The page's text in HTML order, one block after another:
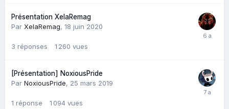
Présentation XelaRemag
Par XelaRemag, 18 juin 2020
3 réponses 1 260 vues
[Présentation] NoxiousPride
Par NoxiousPride, 25 mars 2019
1 réponse 1 094 vues